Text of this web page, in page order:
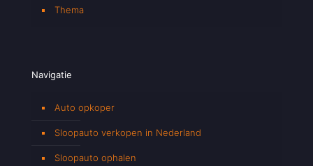
Thema
Navigatie
Auto opkoper
Sloopauto verkopen in Nederland
Sloopauto ophalen